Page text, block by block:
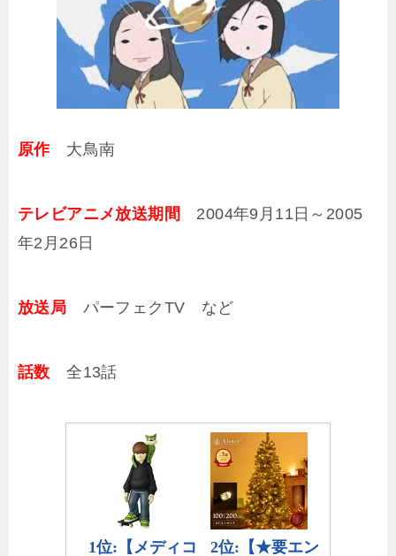
原作大鳥南
テレビアニメ放送期間 2004年9月11日～2005
年2月26日
放送局 パーフェクTV など
話数 全13話